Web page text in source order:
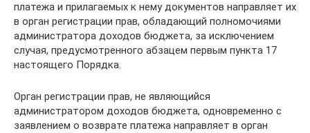
платежа и прилагаемых к нему документов направляет их
в орган регистрации прав, обладающий полномочиями
администратора доходов бюджета, за исключением
случая, предусмотренного абзацем первым пункта 17
настоящего Порядка.
Орган регистрации прав, не являющийся
администратором доходов бюджета, одновременно с
заявлением о возврате платежа направляет в орган